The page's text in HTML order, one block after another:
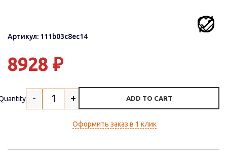
Артикул: 111b03c8ec14
8928 ₽
- + ADD TO CART
Оформить заказ в 1 клик